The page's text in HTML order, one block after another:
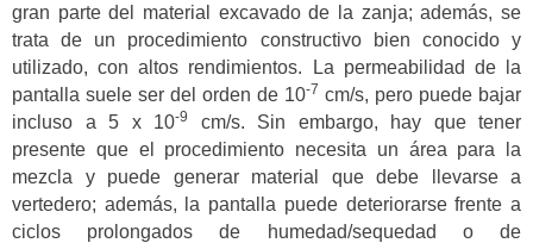
gran parte del material excavado de la zanja; además, se
trata de un procedimiento constructivo bien conocido y
utilizado, con altos rendimientos. La permeabilidad de la
pantalla suele ser del orden de 10-7 cm/s, pero puede bajar
incluso a 5 x 10-9
cm/s. Sin embargo, hay que tener
presente que el procedimiento necesita un área para la
mezcla y puede generar material que debe llevarse a
vertedero; además, la pantalla puede deteriorarse frente a
ciclos prolongados de humedad/sequedad o de